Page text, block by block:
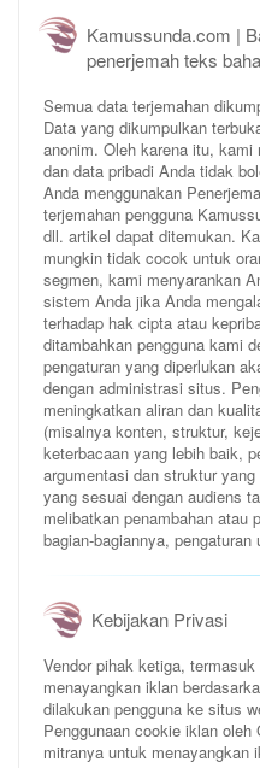
Kamussunda.com |
penerjemah teks
Semua data terjemahan
Data yang dikumpulkan
anonim. Oleh karena itu, kami
dan data pribadi Anda tidak
Anda menggunakan
terjemahan pengguna
dll. artikel dapat ditemukan.
mungkin tidak cocok untuk
segmen, kami menyarankan
sistem Anda jika Anda
terhadap hak cipta atau
ditambahkan pengguna kami
pengaturan yang diperlukan
dengan administrasi situs.
meningkatkan aliran dan
(misalnya konten, struktur,
keterbacaan yang lebih baik,
argumentasi dan struktur
yang sesuai dengan audiens
melibatkan penambahan atau
bagian-bagiannya,
Kebijakan Privasi
Vendor pihak ketiga,
menayangkan iklan
dilakukan pengguna ke situs
Penggunaan cookie iklan
mitranya untuk menayangkan